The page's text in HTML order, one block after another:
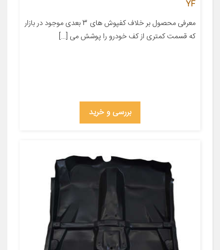
YF
معرفی محصول بر خلاف کفپوش های 3 بعدی موجود در بازار
که قسمت کمتری از کف خودرو را پوشش می […]
بررسی و خرید